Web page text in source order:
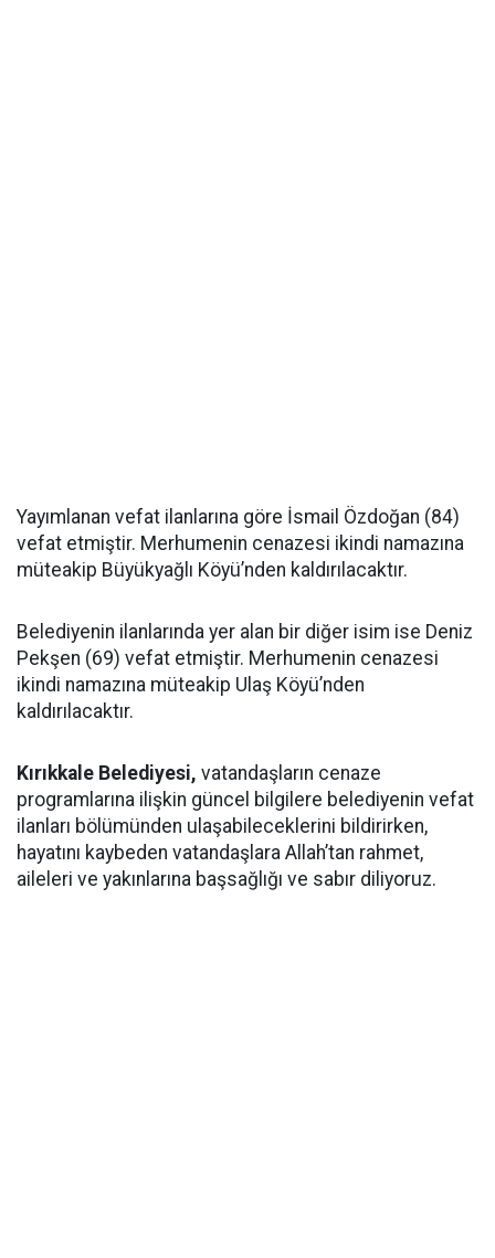
Yayımlanan vefat ilanlarına göre İsmail Özdoğan (84)
vefat etmiştir. Merhumenin cenazesi ikindi namazına
müteakip Büyükyağlı Köyü’nden kaldırılacaktır.
Belediyenin ilanlarında yer alan bir diğer isim ise Deniz
Pekşen (69) vefat etmiştir. Merhumenin cenazesi
ikindi namazına müteakip Ulaş Köyü’nden
kaldırılacaktır.
Kırıkkale Belediyesi, vatandaşların cenaze
programlarına ilişkin güncel bilgilere belediyenin vefat
ilanları bölümünden ulaşabileceklerini bildirirken,
hayatını kaybeden vatandaşlara Allah’tan rahmet,
aileleri ve yakınlarına başsağlığı ve sabır diliyoruz.